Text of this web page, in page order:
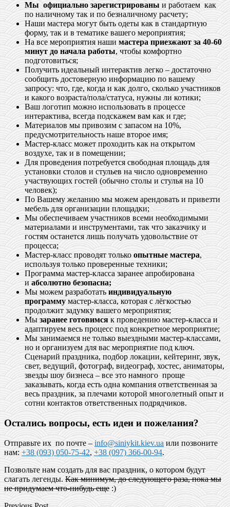
Мы официально зарегистрированы и работаем как
по наличному так и по безналичному расчету;
Наши мастера могут быть одеты как в стандартную
форму, так и в тематике вашего мероприятия;
На все мероприятия нашимастера приезжают за 40-60
минут до начала работы, чтобы комфортно
подготовиться;
Получить идеальный интерактив легко – достаточно
сообщить достоверную информацию по вашему
запросу: что, где, когда и как долго, сколько участников
и какого возраста/пола/статуса, нужны ли котики;
Ваш логотип можно использовать в процессе
интерактива, всегда подскажем вам как и где;
Материалов мы привозим с запасом на 10%,
предусмотрительность наше второе имя;
Мастер-класс может проходить как на открытом
воздухе, так и в помещении;
Для проведения потребуется свободная площадь для
установки столов и стульев на число одновременно
участвующих гостей (обычно столы и стулья на 10
человек);
По Вашему желанию мы можем арендовать и привезти
мебель для организации площадки;
Мы обеспечиваем участников всеми необходимыми
материалами и инструментами, так что заказчику и
гостям останется лишь получать удовольствие от
процесса;
Мастер-класс проводят только опытные мастера,
используя только проверенные техники;
Программа мастер-класса заранее апробирована
и абсолютно безопасна;
Мы можем разработать индивидуальную
программу мастер-класса, которая с лёгкостью
продолжит задумку вашего мероприятия;
Мызаранее готовимся к проведению мастер-класса и
адаптируем весь процесс под конкретное мероприятие;
Мы занимаемся не только выездными мастер-классами,
но и организуем для вас мероприятие под ключ.
Сценарий праздника, подбор локации, кейтеринг, звук,
свет, ведущий, фотограф, видеограф, хостес, аниматоры,
звезды шоу бизнеса – все это намного проще
заказывать, когда есть одна компания ответственная за
весь праздник, за плечами которой многолетный опыт и
сотни контактов ответственных подрядчиков.
Остались вопросы, есть идеи и пожелания?
Отправьте их по почте –info@siniykit.kiev.uaили позвоните
нам:+38 (093) 050-75-42,+38 (097) 366-00-94.
Позвольте нам создать для вас праздник, о котором будут
слагать легенды.Как минимум, до следующего раза, пока мы
не придумаем что-нибудь еще:)